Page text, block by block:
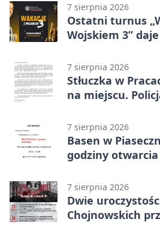
7 sierpnia 2026
Ostatni turnus
Wojskiem 3”
7 sierpnia 2026
Stłuczka w
na miejscu.
7 sierpnia 2026
Basen w
godziny otwarcia
7 sierpnia 2026
Dwie
Chojnowskich